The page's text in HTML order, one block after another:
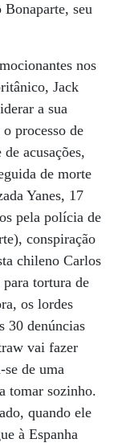
seu
nos
Jack
a sua
processo de
acusações,
de morte
Yanes, 17
pela polícia de
conspiração
chileno Carlos
tortura de
os lordes
30 denúncias
vai fazer
se de uma
tomar sozinho.
quando ele
à Espanha